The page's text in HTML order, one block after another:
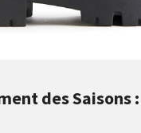
des Saisons